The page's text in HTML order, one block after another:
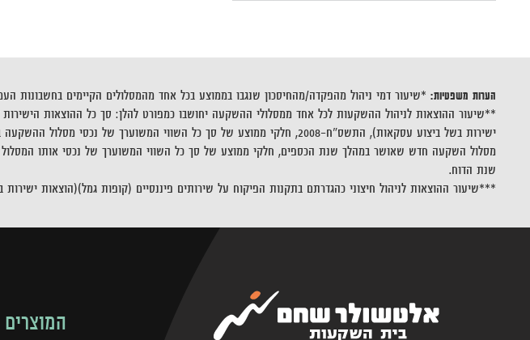
הערות משפטיות: *שיעור דמי ניהול מהפקדה/מהחיסכון שנגבו בממוצע בכל אחד מהמסלולים הקיימים בחשבונות
ישירות בשל ביצוע עסקאות), התשס"ח-2008, חלקי ממוצע של סך כל השווי
מסלול השקעה חדש שאושר במהלך שנת הכספים, חלקי ממוצע של סך כל השווי המשוערך של נכסי אותו
שנת הדוח.
***שיעור ההוצאות לניהול חיצוני כהגדרתם בתקנות הפיקוח על שירותים פיננסיים (קופות גמל)(הוצאות ישירות